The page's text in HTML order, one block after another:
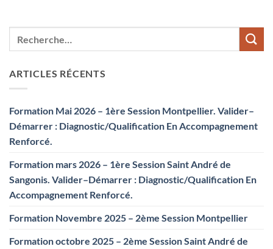
ARTICLES RÉCENTS
Formation Mai 2026 – 1ère Session Montpellier. Valider–
Démarrer : Diagnostic/Qualification En Accompagnement
Renforcé.
Formation mars 2026 – 1ère Session Saint André de
Sangonis. Valider–Démarrer : Diagnostic/Qualification En
Accompagnement Renforcé.
Formation Novembre 2025 – 2ème Session Montpellier
Formation octobre 2025 – 2ème Session Saint André de